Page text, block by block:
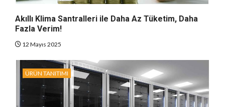
Akıllı Klima Santralleri ile Daha Az Tüketim, Daha
Fazla Verim!
12 Mayıs 2025
ÜRÜN TANITIMI